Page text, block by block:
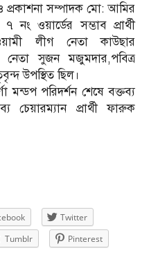
প্রকাশনা সম্পাদক মো: আমির
ওয়ার্ডের সম্ভাব প্রার্থী
লীগ নেতা কাউছার
সুজন মজুমদার,পবিত্র
উপস্থিত ছিল।
মন্ডপ পরিদর্শন শেষে বক্তব্য
চেয়ারম্যান প্রার্থী ফারুক
Twitter
Tumblr
Pinterest